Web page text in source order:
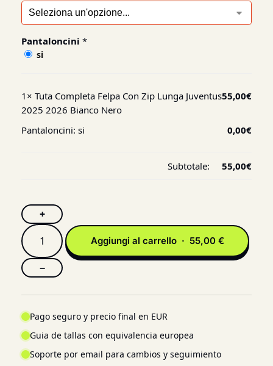
Pantaloncini *
si
1× Tuta Completa Felpa Con Zip Lunga Juventus
2025 2026 Bianco Nero
55,00€
Pantaloncini: si 0,00€
Subtotale: 55,00€
+
−
Aggiungi al carrello · 55,00 €
Pago seguro y precio final en EUR
Guia de tallas con equivalencia europea
Soporte por email para cambios y seguimiento